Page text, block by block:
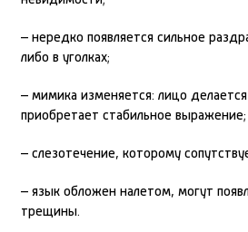
– нередко появляется сильное
либо в уголках;
– мимика изменяется: лицо
приобретает стабильное выражение;
– слезотечение, которому
– язык обложен налетом, могут
трещины.